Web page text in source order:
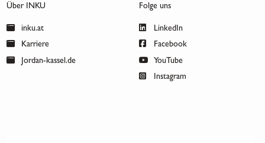
Über INKU
inku.at
Karriere
Jordan-kassel.de
Folge uns
LinkedIn
Facebook
YouTube
Instagram